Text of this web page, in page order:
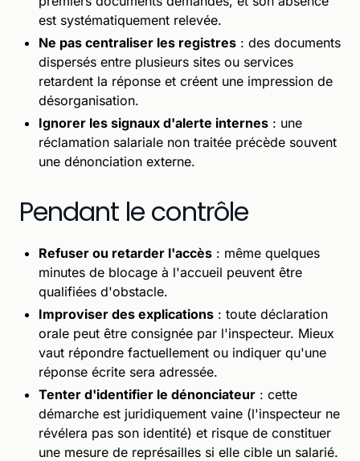
est systématiquement relevée.
Ne pas centraliser les registres : des documents
dispersés entre plusieurs sites ou services
retardent la réponse et créent une impression de
désorganisation.
Ignorer les signaux d'alerte internes : une
réclamation salariale non traitée précède souvent
une dénonciation externe.
Pendant le contrôle
Refuser ou retarder l'accès : même quelques
minutes de blocage à l'accueil peuvent être
qualifiées d'obstacle.
Improviser des explications : toute déclaration
orale peut être consignée par l'inspecteur. Mieux
vaut répondre factuellement ou indiquer qu'une
réponse écrite sera adressée.
Tenter d'identifier le dénonciateur : cette
démarche est juridiquement vaine (l'inspecteur ne
révélera pas son identité) et risque de constituer
une mesure de représailles si elle cible un salarié.